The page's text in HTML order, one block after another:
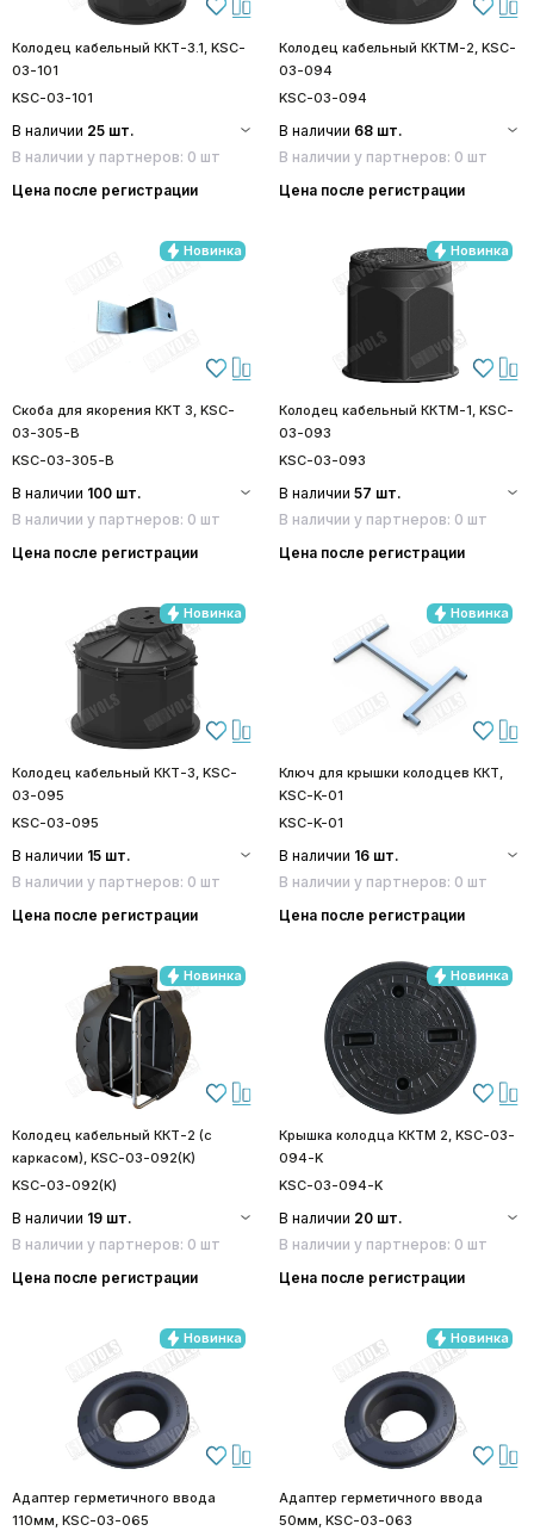
Колодец кабельный ККТ-3.1, KSC-
03-101
KSC-03-101
В наличии 25 шт.
В наличии у партнеров: 0 шт
Цена после регистрации
Колодец кабельный ККТМ-2, KSC-
03-094
KSC-03-094
В наличии 68 шт.
В наличии у партнеров: 0 шт
Цена после регистрации
Новинка
Скоба для якорения ККТ 3, KSC-
03-305-B
KSC-03-305-B
В наличии 100 шт.
В наличии у партнеров: 0 шт
Цена после регистрации
Новинка
Колодец кабельный ККТМ-1, KSC-
03-093
KSC-03-093
В наличии 57 шт.
В наличии у партнеров: 0 шт
Цена после регистрации
Новинка
Колодец кабельный ККТ-3, KSC-
03-095
KSC-03-095
В наличии 15 шт.
В наличии у партнеров: 0 шт
Цена после регистрации
Новинка
Ключ для крышки колодцев ККТ,
KSC-K-01
KSC-K-01
В наличии 16 шт.
В наличии у партнеров: 0 шт
Цена после регистрации
Новинка
Колодец кабельный ККТ-2 (с
каркасом), KSC-03-092(K)
KSC-03-092(K)
В наличии 19 шт.
В наличии у партнеров: 0 шт
Цена после регистрации
Новинка
Крышка колодца ККТМ 2, KSC-03-
094-K
KSC-03-094-K
В наличии 20 шт.
В наличии у партнеров: 0 шт
Цена после регистрации
Новинка
Адаптер герметичного ввода
110мм, KSC-03-065
Новинка
Адаптер герметичного ввода
50мм, KSC-03-063